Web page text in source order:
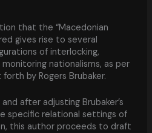
that the “Macedonian
gives rise to several
of interlocking,
nationalisms, as per
by Rogers Brubaker.
after adjusting Brubaker’s
specific relational settings of
this author proceeds to draft